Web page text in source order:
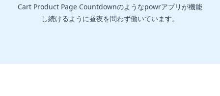
Cart Product Page Countdownのようなpowrアプリが機能
し続けるように昼夜を問わず働いています。